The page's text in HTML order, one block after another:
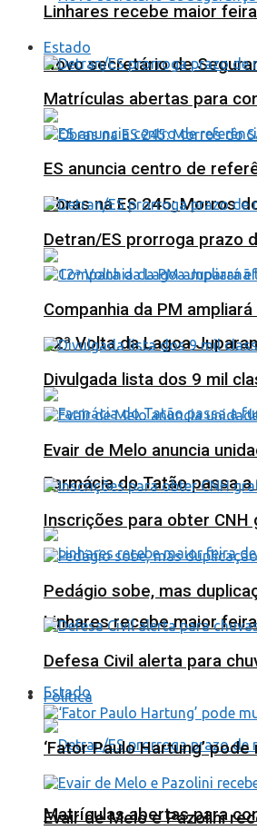
Novo secretário de
Obras na ES 245: Morros
12ª Volta da Lagoa
Farmácia do Tatão passa
Linhares recebe maior
Estado
Matrículas abertas para
Linhares recebe maior
Estado
Matrículas abertas para
ES anuncia centro de
Detran/ES prorroga prazo
Companhia da PM
Divulgada lista dos 9 mil
Evair de Melo anuncia
Inscrições para obter
Pedágio sobe, mas
Defesa Civil alerta para
Política
‘Fator Paulo Hartung’
Evair de Melo e Pazolini